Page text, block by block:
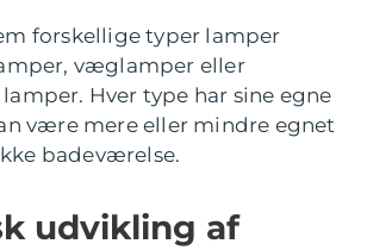
forskellige typer lamper
væglamper eller
Hver type har sine egne
være mere eller mindre egnet
badeværelse.
udvikling af